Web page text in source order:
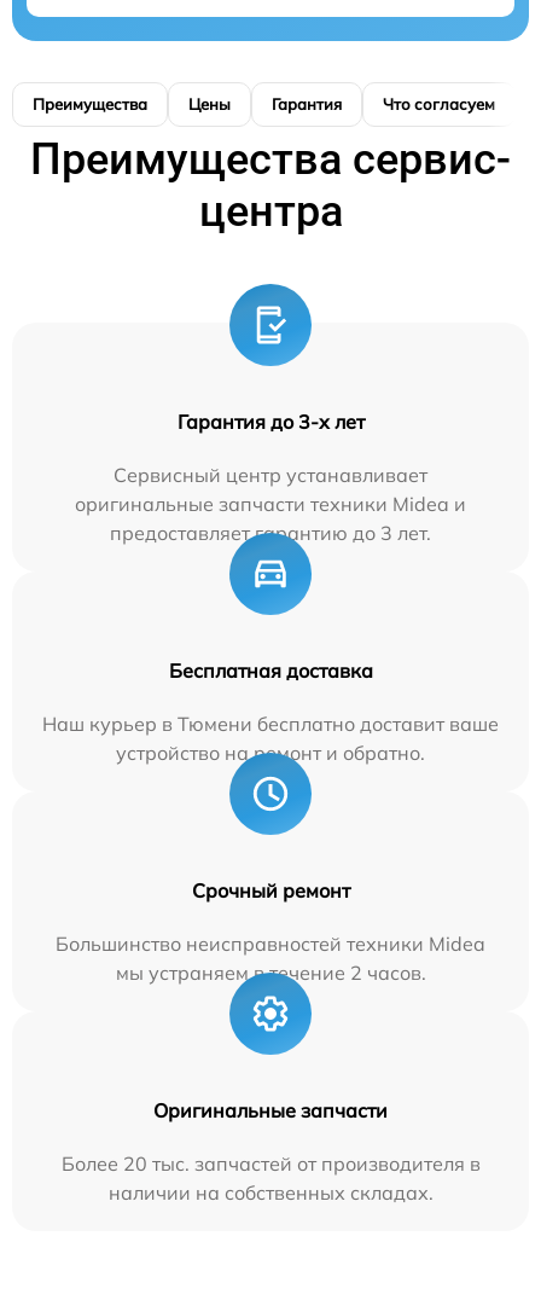
Преимущества Цены Гарантия Что согласуем
Преимущества сервис-
центра
Гарантия до 3-х лет
Сервисный центр устанавливает
оригинальные запчасти техники Midea и
предоставляет гарантию до 3 лет.
Бесплатная доставка
Наш курьер в Тюмени бесплатно доставит ваше
устройство на ремонт и обратно.
Срочный ремонт
Большинство неисправностей техники Midea
мы устраняем в течение 2 часов.
Оригинальные запчасти
Более 20 тыс. запчастей от производителя в
наличии на собственных складах.